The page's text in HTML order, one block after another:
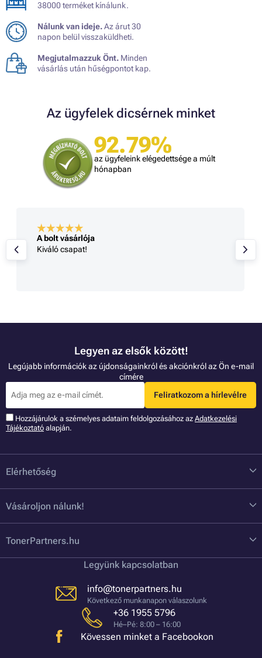
38000 terméket kínálunk.
Nálunk van ideje.Az árut 30
napon belül visszaküldheti.
Megjutalmazzuk Önt. Minden
vásárlás után hűségpontot kap.
Az ügyfelek dicsérnek minket
92.79%
az ügyfeleink elégedettsége a múlt
hónapban
A bolt vásárlója
Kiváló csapat!
Legyen az elsők között!
Legújabb információk az újdonságainkról és akciónkról az Ön e-mail
címére
Feliratkozom a hírlevélre
Hozzájárulok a szémelyes adataim feldolgozásához az Adatkezelési
Tájékoztató alapján.
Elérhetőség
Vásároljon nálunk!
TonerPartners.hu
Legyünk kapcsolatban
info@tonerpartners.hu
Következő munkanapon válaszolunk
+36 1955 5796
Hé–Pé: 8:00 – 16:00
Kövessen minket a Facebookon